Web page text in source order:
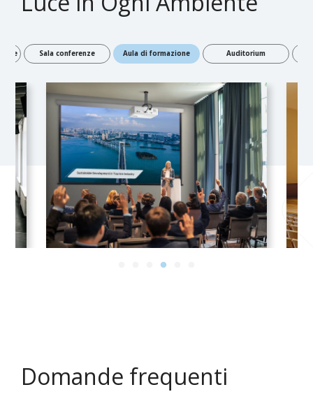
Sala conferenze Aula di formazione Auditorium
Domande frequenti